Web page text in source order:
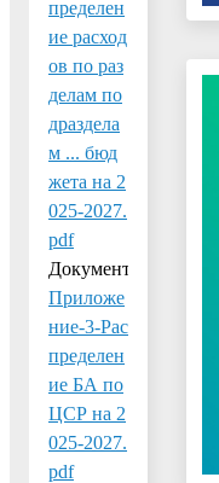
пределен
ие расход
ов по раз
делам по
драздела
м ... бюд
жета на 2
025-2027.
pdf
Документ:
Приложе
ние-3-Рас
пределен
ие БА по
ЦСР на 2
025-2027.
pdf